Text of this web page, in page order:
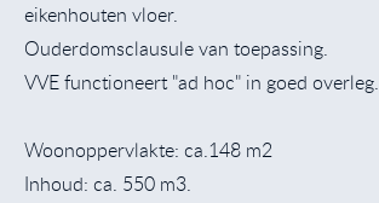
eikenhouten vloer.
Ouderdomsclausule van toepassing.
VVE functioneert "ad hoc" in goed overleg.
Woonoppervlakte: ca.148 m2
Inhoud: ca. 550 m3.